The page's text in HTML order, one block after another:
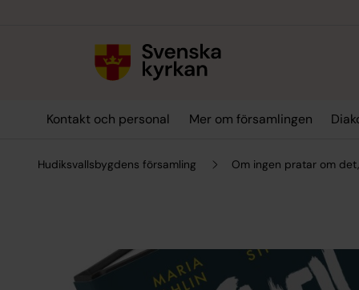
Kontakt och personal Mer om församlingen
Hudiksvallsbygdens församling Om ingen pratar om